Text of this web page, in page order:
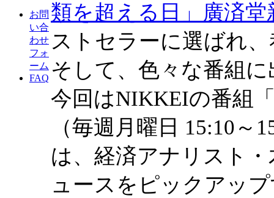
お問
い合
わせ
フォ
ーム
FAQ
類を超える日」廣済
ストセラーに選ばれ
そして、色々な番組
今回はNIKKEIの番組
（毎週月曜日 15:10
は、経済アナリスト
ュースをピックアッ